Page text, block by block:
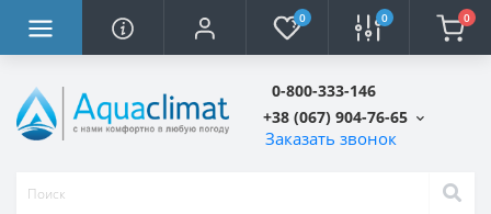
0 0 0
0-800-333-146
+38 (067) 904-76-65
Заказать звонок